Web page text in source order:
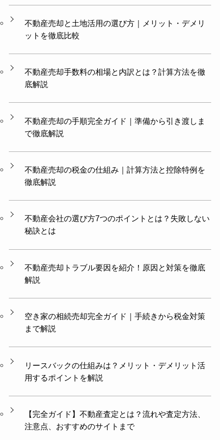
不動産売却と土地活用の選び方｜メリット・デメリ
ットを徹底比較
不動産売却手数料の相場と内訳とは？計算方法を徹
底解説
不動産売却の手順完全ガイド｜準備から引き渡しま
で徹底解説
不動産売却の税金の仕組み｜計算方法と控除特例を
徹底解説
不動産会社の選び方7つのポイントとは？失敗しない
秘訣とは
不動産売却トラブル要因を紹介！原因と対策を徹底
解説
空き家の相続売却完全ガイド｜手続きから税金対策
まで解説
リースバックの仕組みは？メリット・デメリット活
用するポイントを解説
【完全ガイド】不動産査定とは？流れや査定方法、
注意点、おすすめのサイトまで